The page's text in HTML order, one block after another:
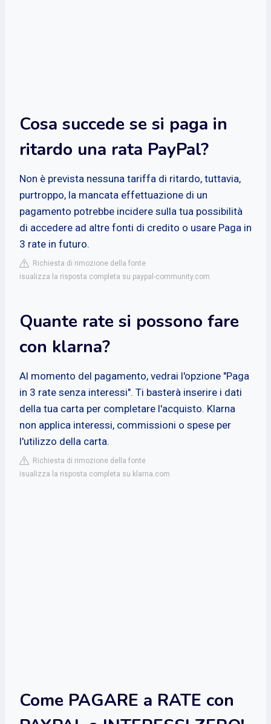
Cosa succede se si paga in
ritardo una rata PayPal?
Non è prevista nessuna tariffa di ritardo, tuttavia,
purtroppo, la mancata effettuazione di un
pagamento potrebbe incidere sulla tua possibilità
di accedere ad altre fonti di credito o usare Paga in
3 rate in futuro.
Richiesta di rimozione della fonte
isualizza la risposta completa su paypal-community.com
Quante rate si possono fare
con klarna?
Al momento del pagamento, vedrai l'opzione "Paga
in 3 rate senza interessi". Ti basterà inserire i dati
della tua carta per completare l'acquisto. Klarna
non applica interessi, commissioni o spese per
l'utilizzo della carta.
Richiesta di rimozione della fonte
isualizza la risposta completa su klarna.com
Come PAGARE a RATE con